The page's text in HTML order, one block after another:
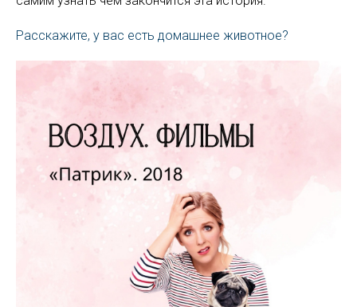
Расскажите, у вас есть домашнее животное?